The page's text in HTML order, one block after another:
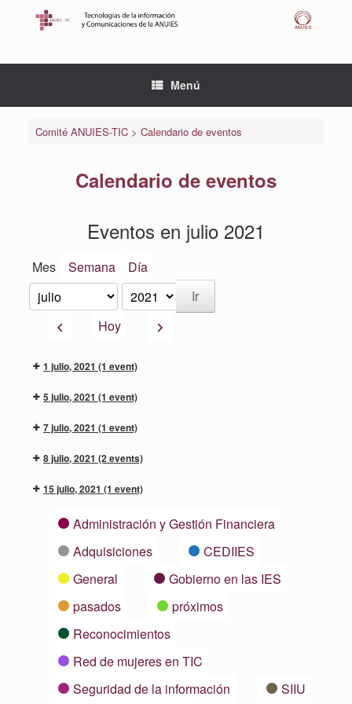
Menú
Comité ANUIES-TIC> Calendario de eventos
Calendario de eventos
Eventos en julio 2021
Mes Semana Día
Mes
Año
AnteriorHoy Siguiente
1 julio, 2021 (1 event)
5 julio, 2021 (1 event)
7 julio, 2021 (1 event)
8 julio, 2021 (2 events)
15 julio, 2021 (1 event)
CategoríasAdministración y Gestión Financiera
Adquisiciones
CEDIIES
General
Gobierno en las IES
pasados
próximos
Reconocimientos
Red de mujeres en TIC
Seguridad de la información
SIIU